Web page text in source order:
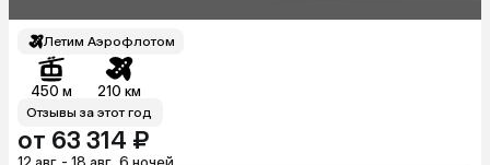
Летим Аэрофлотом
450 м 210 км
Отзывы за этот год
от 63 314 ₽